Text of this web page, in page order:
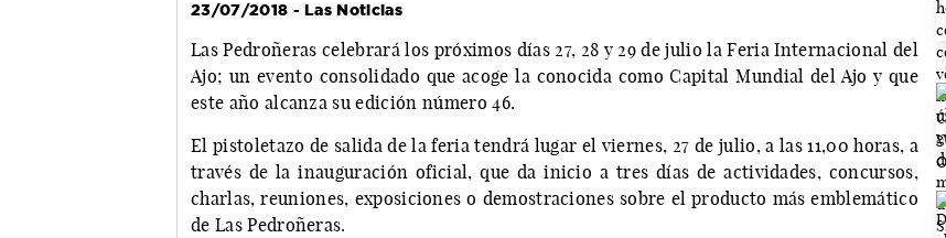
23/07/2018 - Las Noticias
Las Pedroñeras celebrará los próximos días 27, 28 y 29 de julio la Feria Internacional del
Ajo; un evento consolidado que acoge la conocida como Capital Mundial del Ajo y que
este año alcanza su edición número 46.
El pistoletazo de salida de la feria tendrá lugar el viernes, 27 de julio, a las 11,00 horas, a
través de la inauguración oficial, que da inicio a tres días de actividades, concursos,
charlas, reuniones, exposiciones o demostraciones sobre el producto más emblemático
de Las Pedroñeras.